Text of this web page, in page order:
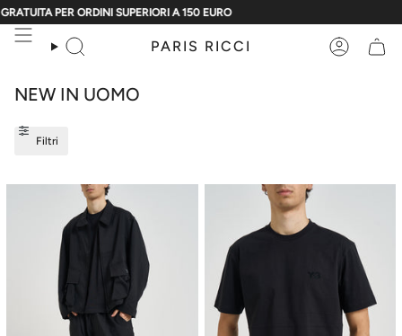
Vai
al
contenuto
A 150 EURO SALDI FINO AL 50% - SPEDIZIONE GRATUITA PER
Cerca PARIS RICCI Account
NEW IN UOMO
Filtri